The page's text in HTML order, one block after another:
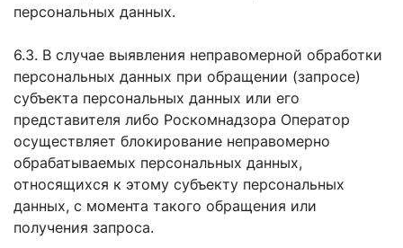
персональных данных.
6.3. В случае выявления неправомерной обработки
персональных данных при обращении (запросе)
субъекта персональных данных или его
представителя либо Роскомнадзора Оператор
осуществляет блокирование неправомерно
обрабатываемых персональных данных,
относящихся к этому субъекту персональных
данных, с момента такого обращения или
получения запроса.